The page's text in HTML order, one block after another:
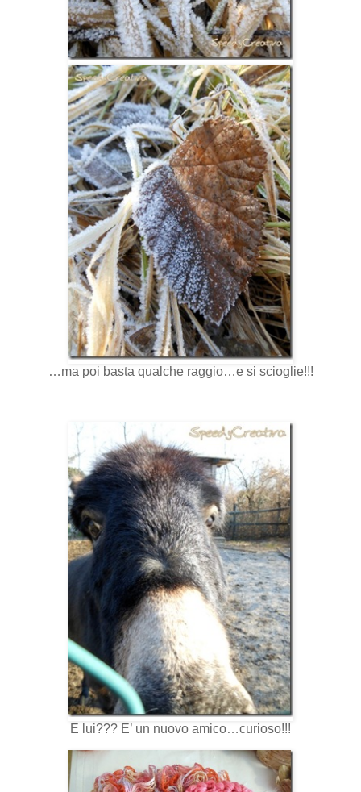
…ma poi basta qualche raggio…e si scioglie!!!
E lui??? E’ un nuovo amico…curioso!!!